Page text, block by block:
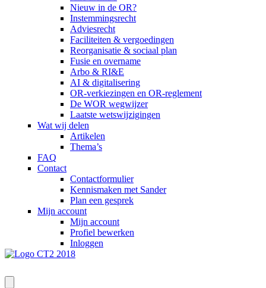
Nieuw in de OR?
Instemmingsrecht
Adviesrecht
Faciliteiten & vergoedingen
Reorganisatie & sociaal plan
Fusie en overname
Arbo & RI&E
AI & digitalisering
OR-verkiezingen en OR-reglement
De WOR wegwijzer
Laatste wetswijzigingen
Wat wij delen
Artikelen
Thema’s
FAQ
Contact
Contactformulier
Kennismaken met Sander
Plan een gesprek
Mijn account
Mijn account
Profiel bewerken
Inloggen